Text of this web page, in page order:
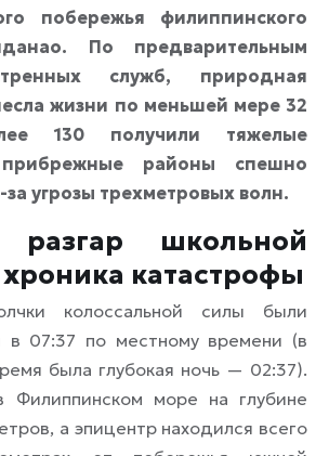
побережья филиппинского
По предварительным
служб, природная
жизни по меньшей мере 32
130 получили тяжелые
районы спешно
за угрозы трехметровых волн.
школьной
катастрофы
колоссальной силы были
в 07:37 по местному времени (в
была глубокая ночь — 02:37).
Филиппинском море на глубине
а эпицентр находился всего